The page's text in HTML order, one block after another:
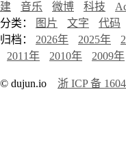
建
音乐 微博 科技
分类：
图片 文字 代码
归档： 2026年 2025年
2011年
2010年 2009年
© dujun.io 浙 ICP 备